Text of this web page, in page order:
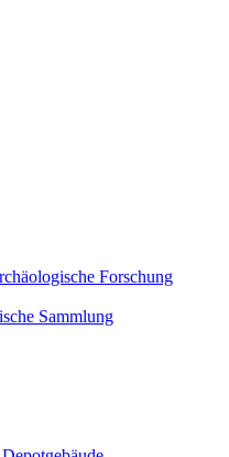
Forschung
Sammlung